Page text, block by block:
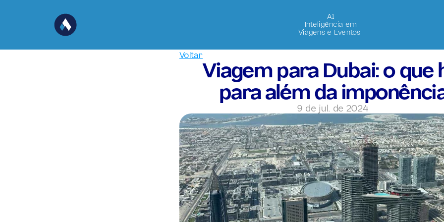
A1
Inteligência em
Viagens e Eventos
Voltar
Viagem para Dubai: o que
para além da
9 de jul. de 2024